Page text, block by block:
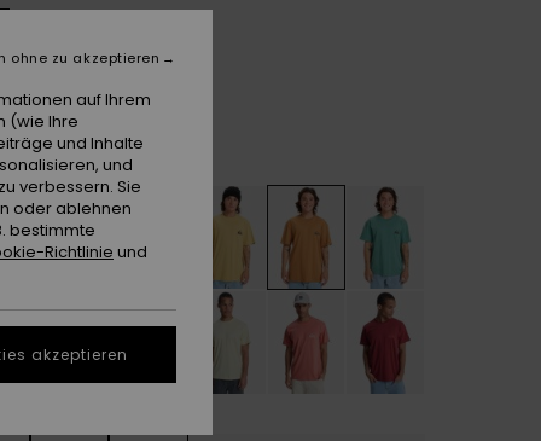
€
Almond
auf Ihrem
(wie Ihre
und Inhalte
und
verbessern. Sie
oder ablehnen
bestimmte
Richtlinie und
ohne zu akzeptieren
akzeptieren